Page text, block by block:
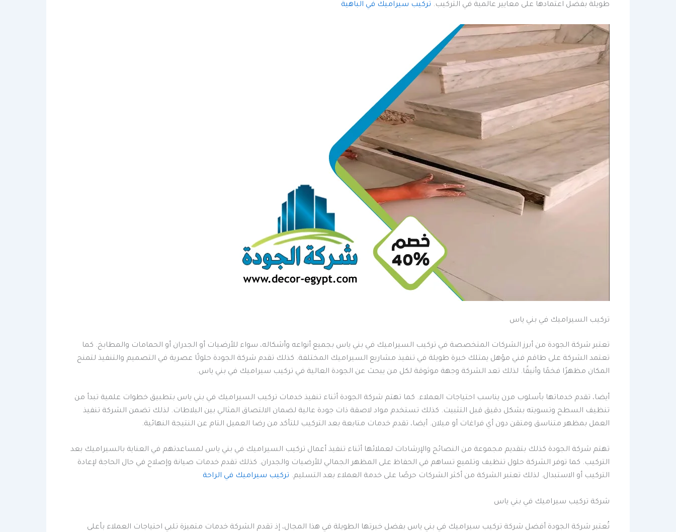
طويلة بفضل اعتمادها على معايير عالمية في التركيب. تركيب سيراميك في الباهية
تركيب السيراميك في بني ياس
تعتبر شركة الجودة من أبرز الشركات المتخصصة في تركيب السيراميك في بني ياس بجميع أنواعه وأشكاله، سواء للأرضيات أو الجدران أو الحمامات والمطابخ. كما
تعتمد الشركة على طاقم فني مؤهل يمتلك خبرة طويلة في تنفيذ مشاريع السيراميك المختلفة. كذلك تقدم شركة الجودة حلولًا عصرية في التصميم والتنفيذ لتمنح
المكان مظهرًا فخمًا وأنيقًا. لذلك تعد الشركة وجهة موثوقة لكل من يبحث عن الجودة العالية في تركيب سيراميك في بني ياس.
أيضا، تقدم خدماتها بأسلوب مرن يناسب احتياجات العملاء. كما تهتم شركة الجودة أثناء تنفيذ خدمات تركيب السيراميك في بني ياس بتطبيق خطوات علمية تبدأ من
تنظيف السطح وتسويته بشكل دقيق قبل التثبيت. كذلك تستخدم مواد لاصقة ذات جودة عالية لضمان الالتصاق المثالي بين البلاطات. لذلك تضمن الشركة تنفيذ
العمل بمظهر متناسق ومتقن دون أي فراغات أو ميلان. أيضا، تقدم خدمات متابعة بعد التركيب للتأكد من رضا العميل التام عن النتيجة النهائية.
تهتم شركة الجودة كذلك بتقديم مجموعة من النصائح والإرشادات لعملائها أثناء تنفيذ أعمال تركيب السيراميك في بني ياس لمساعدتهم في العناية بالسيراميك بعد
التركيب. كما توفر الشركة حلول تنظيف وتلميع تساهم في الحفاظ على المظهر الجمالي للأرضيات والجدران. كذلك تقدم خدمات صيانة وإصلاح في حال الحاجة لإعادة
التركيب أو الاستبدال. لذلك تعتبر الشركة من أكثر الشركات حرصًا على خدمة العملاء بعد التسليم. تركيب سيراميك في الراحة
شركة تركيب سيراميك في بني ياس
تُعتبر شركة الجودة أفضل شركة تركيب سيراميك في بني ياس بفضل خبرتها الطويلة في هذا المجال، إذ تقدم الشركة خدمات متميزة تلبي احتياجات العملاء بأعلى